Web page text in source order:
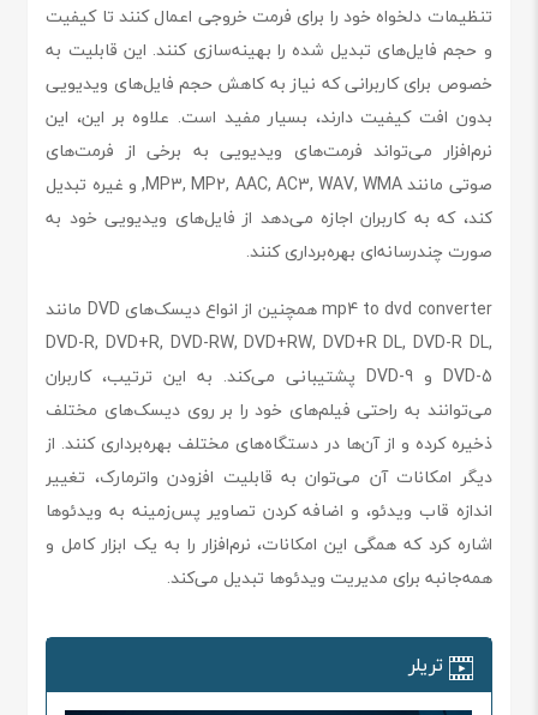
تنظیمات دلخواه خود را برای فرمت خروجی اعمال کنند تا کیفیت
و حجم فایل‌های تبدیل شده را بهینه‌سازی کنند. این قابلیت به
خصوص برای کاربرانی که نیاز به کاهش حجم فایل‌های ویدیویی
بدون افت کیفیت دارند، بسیار مفید است. علاوه بر این، این
نرم‌افزار می‌تواند فرمت‌های ویدیویی به برخی از فرمت‌های
صوتی مانند MP3, MP2, AAC, AC3, WAV, WMA, و غیره تبدیل
کند، که به کاربران اجازه می‌دهد از فایل‌های ویدیویی خود به
صورت چندرسانه‌ای بهره‌برداری کنند.
mp4 to dvd converter همچنین از انواع دیسک‌های DVD مانند
DVD-R, DVD+R, DVD-RW, DVD+RW, DVD+R DL, DVD-R DL,
DVD-5 و DVD-9 پشتیبانی می‌کند. به این ترتیب، کاربران
می‌توانند به راحتی فیلم‌های خود را بر روی دیسک‌های مختلف
ذخیره کرده و از آن‌ها در دستگاه‌های مختلف بهره‌برداری کنند. از
دیگر امکانات آن می‌توان به قابلیت افزودن واترمارک، تغییر
اندازه قاب ویدئو، و اضافه کردن تصاویر پس‌زمینه به ویدئوها
اشاره کرد که همگی این امکانات، نرم‌افزار را به یک ابزار کامل و
همه‌جانبه برای مدیریت ویدئوها تبدیل می‌کند.
تریلر